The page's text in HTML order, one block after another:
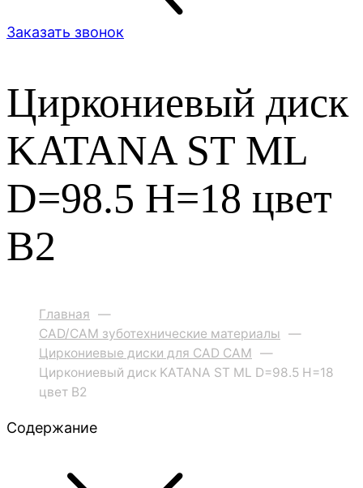
Заказать звонок
Циркониевый диск
KATANA ST ML
D=98.5 H=18 цвет
B2
Главная —
CAD/CAM зуботехнические материалы —
Циркониевые диски для CAD CAM —
Циркониевый диск KATANA ST ML D=98.5 H=18
цвет B2
Содержание